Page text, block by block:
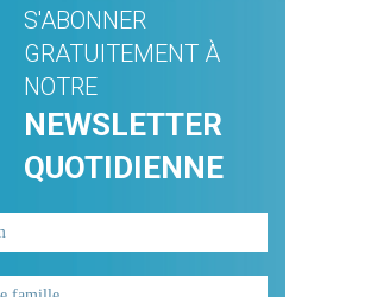
S'ABONNER
GRATUITEMENT À
NOTRE
NEWSLETTER
QUOTIDIENNE